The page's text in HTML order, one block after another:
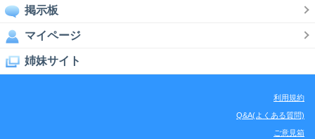
掲示板
マイページ
姉妹サイト
利用規約
Q&A(よくある質問)
ご意見箱